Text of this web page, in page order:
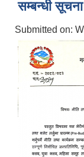
सम्बन्धी
Submitted on: